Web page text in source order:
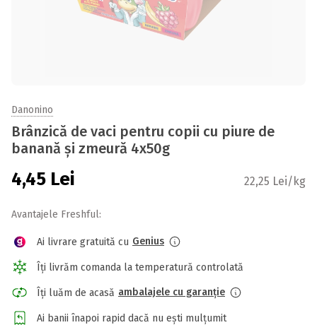
Danonino
Brânzică de vaci pentru copii cu piure de
banană și zmeură 4x50g
4,45 Lei 22,25 Lei/kg
Avantajele Freshful:
Ai livrare gratuită cu Genius
Îți livrăm comanda la temperatură controlată
Îți luăm de acasă ambalajele cu garanție
Ai banii înapoi rapid dacă nu ești mulțumit